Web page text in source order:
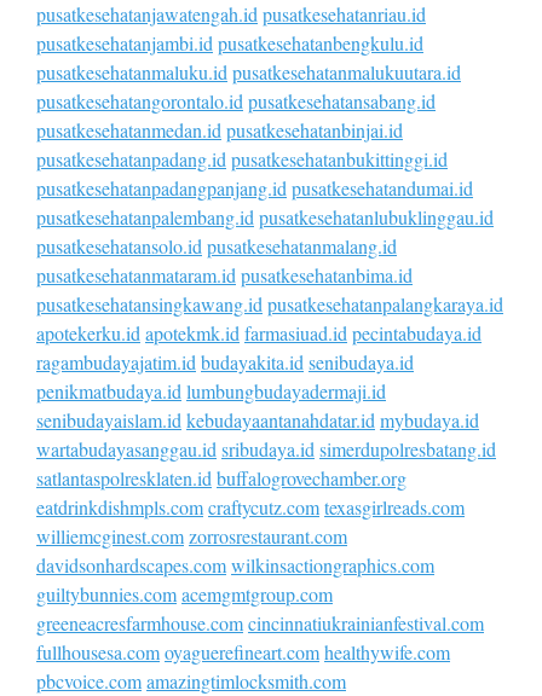
pusatkesehatanjawatengah.idpusatkesehatanriau.id
pusatkesehatanjambi.idpusatkesehatanbengkulu.id
pusatkesehatanmaluku.idpusatkesehatanmalukuutara.id
pusatkesehatangorontalo.idpusatkesehatansabang.id
pusatkesehatanmedan.idpusatkesehatanbinjai.id
pusatkesehatanpadang.idpusatkesehatanbukittinggi.id
pusatkesehatanpadangpanjang.idpusatkesehatandumai.id
pusatkesehatanpalembang.idpusatkesehatanlubuklinggau.id
pusatkesehatansolo.idpusatkesehatanmalang.id
pusatkesehatanmataram.idpusatkesehatanbima.id
pusatkesehatansingkawang.idpusatkesehatanpalangkaraya.id
apotekerku.idapotekmk.idfarmasiuad.idpecintabudaya.id
ragambudayajatim.idbudayakita.idsenibudaya.id
penikmatbudaya.idlumbungbudayadermaji.id
senibudayaislam.idkebudayaantanahdatar.idmybudaya.id
wartabudayasanggau.idsribudaya.idsimerdupolresbatang.id
satlantaspolresklaten.idbuffalogrovechamber.org
eatdrinkdishmpls.comcraftycutz.comtexasgirlreads.com
williemcginest.comzorrosrestaurant.com
davidsonhardscapes.comwilkinsactiongraphics.com
guiltybunnies.comacemgmtgroup.com
greeneacresfarmhouse.comcincinnatiukrainianfestival.com
fullhousesa.comoyaguerefineart.comhealthywife.com
pbcvoice.comamazingtimlocksmith.com